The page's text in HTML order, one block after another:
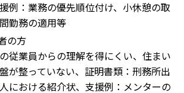
例：業務の優先順位付け、小休憩の取
勤務の適用等
の方
従業員からの理解を得にくい、住まい
が整っていない、証明書類：刑務所出
における紹介状、支援例：メンターの